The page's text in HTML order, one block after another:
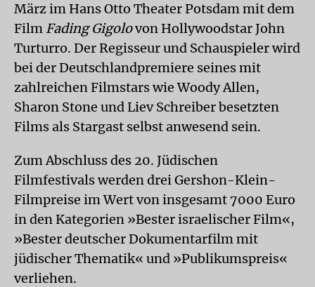
März im Hans Otto Theater Potsdam mit dem
Film Fading Gigolovon Hollywoodstar John
Turturro. Der Regisseur und Schauspieler wird
bei der Deutschlandpremiere seines mit
zahlreichen Filmstars wie Woody Allen,
Sharon Stone und Liev Schreiber besetzten
Films als Stargast selbst anwesend sein.
Zum Abschluss des 20. Jüdischen
Filmfestivals werden drei Gershon-Klein-
Filmpreise im Wert von insgesamt 7000 Euro
in den Kategorien »Bester israelischer Film«,
»Bester deutscher Dokumentarfilm mit
jüdischer Thematik« und »Publikumspreis«
verliehen.